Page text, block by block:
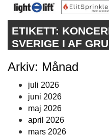
ANNONSERA
ETIKETT:
SVERIGE I AF
Arkiv: Månad
juli 2026
juni 2026
maj 2026
april 2026
mars 2026